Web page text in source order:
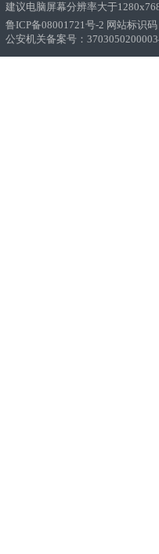
建议电脑屏幕分辨率大于
鲁ICP备08001721号-2 网站标识
公安机关备案号：